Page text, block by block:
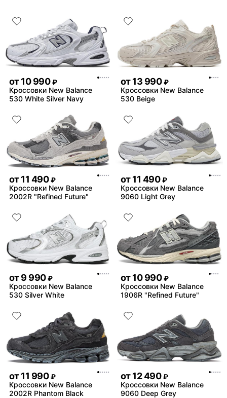
от10 990 ₽
Кроссовки New Balance
530 White Silver Navy
от13 990 ₽
Кроссовки New Balance
530 Beige
от11 490 ₽
Кроссовки New Balance
2002R "Refined Future"
от11 490 ₽
Кроссовки New Balance
9060 Light Grey
от9 990 ₽
Кроссовки New Balance
530 Silver White
от10 990 ₽
Кроссовки New Balance
1906R "Refined Future"
от11 990 ₽
Кроссовки New Balance
2002R Phantom Black
от12 490 ₽
Кроссовки New Balance
9060 Deep Grey